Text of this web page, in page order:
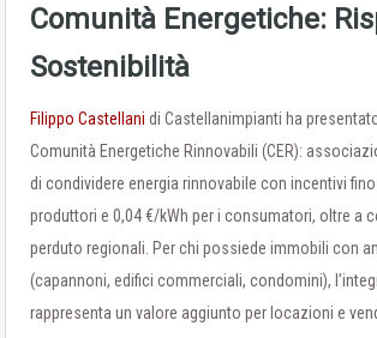
Comunità Energetiche:
Sostenibilità
Filippo Castellani di Castellanimpianti ha
Comunità Energetiche Rinnovabili (CER):
di condividere energia rinnovabile con incentivi
produttori e 0,04 €/kWh per i consumatori, oltre a
perduto regionali. Per chi possiede immobili con
(capannoni, edifici commerciali, condomini),
rappresenta un valore aggiunto per locazioni e